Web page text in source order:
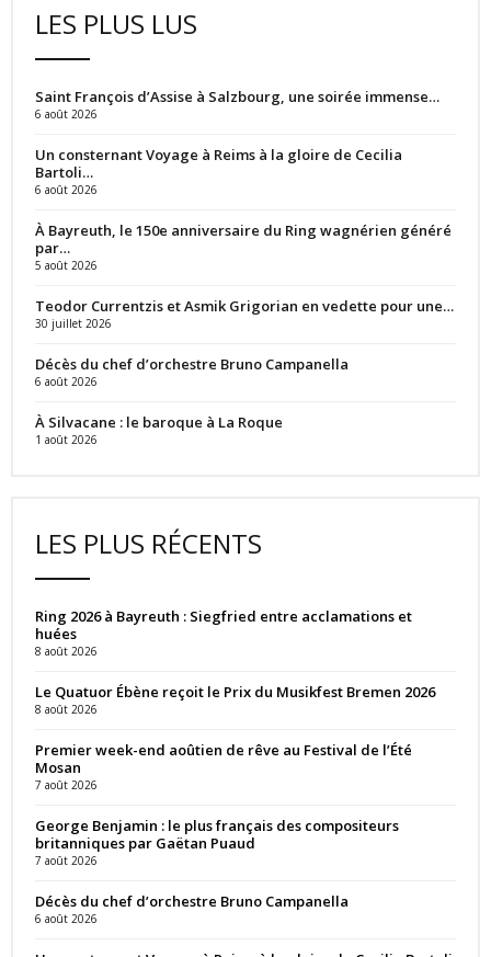
LES PLUS LUS
Saint François d’Assise à Salzbourg, une soirée immense…
6 août 2026
Un consternant Voyage à Reims à la gloire de Cecilia
Bartoli…
6 août 2026
À Bayreuth, le 150e anniversaire du Ring wagnérien généré
par…
5 août 2026
Teodor Currentzis et Asmik Grigorian en vedette pour une…
30 juillet 2026
Décès du chef d’orchestre Bruno Campanella
6 août 2026
À Silvacane : le baroque à La Roque
1 août 2026
LES PLUS RÉCENTS
Ring 2026 à Bayreuth : Siegfried entre acclamations et
huées
8 août 2026
Le Quatuor Ébène reçoit le Prix du Musikfest Bremen 2026
8 août 2026
Premier week-end aoûtien de rêve au Festival de l’Été
Mosan
7 août 2026
George Benjamin : le plus français des compositeurs
britanniques par Gaëtan Puaud
7 août 2026
Décès du chef d’orchestre Bruno Campanella
6 août 2026